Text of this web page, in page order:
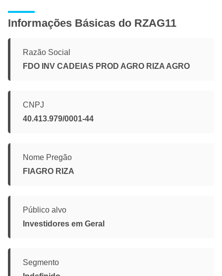
Informações Básicas do RZAG11
Razão Social
FDO INV CADEIAS PROD AGRO RIZA AGRO
CNPJ
40.413.979/0001-44
Nome Pregão
FIAGRO RIZA
Público alvo
Investidores em Geral
Segmento